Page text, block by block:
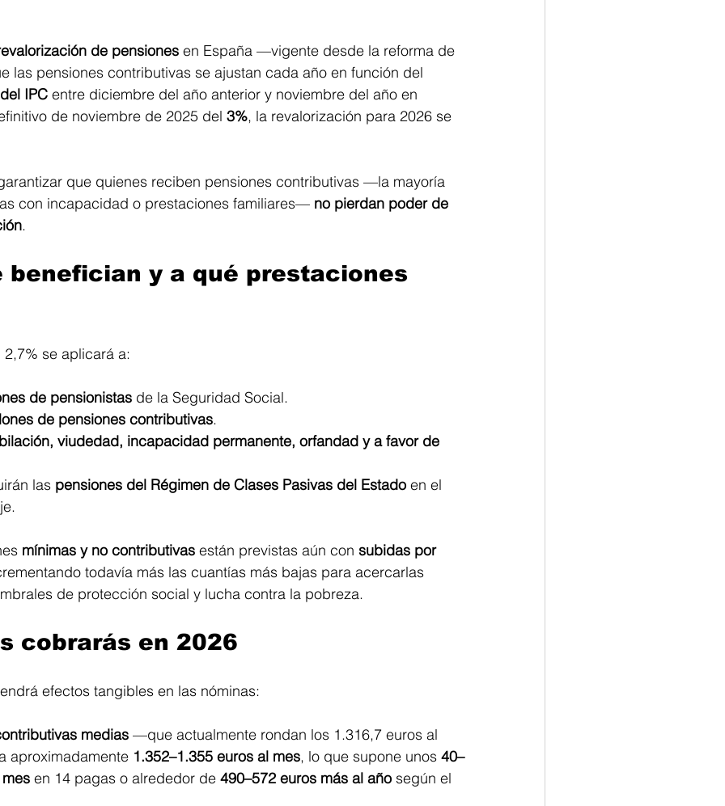
de pensiones en España —vigente desde la reforma de
las pensiones contributivas se ajustan cada año en función del
IPC entre diciembre del año anterior y noviembre del año en
de noviembre de 2025 del 3%, la revalorización para 2026 se
que quienes reciben pensiones contributivas —la mayoría
con incapacidad o prestaciones familiares— no pierdan poder de
.
benefician y a qué prestaciones
se aplicará a:
de pensionistas de la Seguridad Social.
de pensiones contributivas.
viudedad, incapacidad permanente, orfandad y a favor de
las pensiones del Régimen de Clases Pasivas del Estado en el
mínimas y no contributivas están previstas aún con subidas por
todavía más las cuantías más bajas para acercarlas
de protección social y lucha contra la pobreza.
cobrarás en 2026
efectos tangibles en las nóminas:
medias —que actualmente rondan los 1.316,7 euros al
aproximadamente 1.352–1.355 euros al mes, lo que supone unos 40–
en 14 pagas o alrededor de 490–572 euros más al año según el